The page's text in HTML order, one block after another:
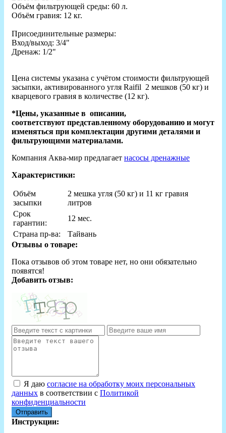
Объём фильтрующей среды: 60 л.
Объём гравия: 12 кг.
Присоединительные размеры:
Вход/выход: 3/4"
Дренаж: 1/2"
Цена системы указана с учётом стоимости фильтрующей
засыпки, активированного угля Raifil 2 мешков (50 кг) и
кварцевого гравия в количестве (12 кг).
*Цены, указанные в описании,
соответствуют представленному оборудованию и могут
изменяться при комплектации другими деталями и
фильтрующими материалами.
Компания Аква-мир предлагает насосы дренажные
Характеристики:
Объём
засыпки
2 мешка угля (50 кг) и 11 кг гравия
литров
Срок
гарантии:
12 мес.
Страна пр-ва:
Тайвань
Отзывы о товаре:
Пока отзывов об этом товаре нет, но они обязательно
появятся!
Добавить отзыв:
Я даю согласие на обработку моих персональных
данных в соответствии с Политикой
конфиденциальности
Отправить
Инструкции: